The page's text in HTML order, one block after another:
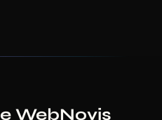
WebNovis